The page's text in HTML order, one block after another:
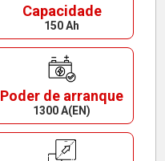
Capacidade
150 Ah
Poder de arranque
1300 A(EN)